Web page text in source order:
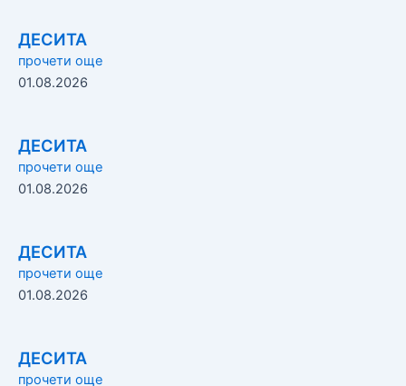
ДЕСИТА
прочети още
01.08.2026
ДЕСИТА
прочети още
01.08.2026
ДЕСИТА
прочети още
01.08.2026
ДЕСИТА
прочети още